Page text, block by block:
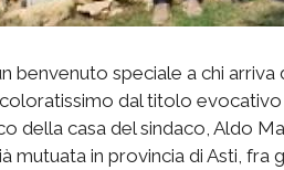
benvenuto speciale a chi
dal titolo evocativo
della casa del sindaco, Aldo
mutuata in provincia di Asti,